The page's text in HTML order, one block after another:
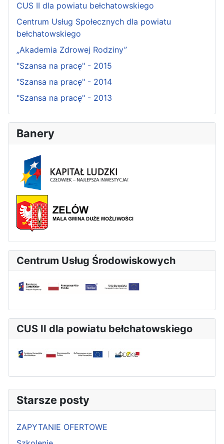
CUS II dla powiatu bełchatowskiego
Centrum Usług Społecznych dla powiatu
bełchatowskiego
„Akademia Zdrowej Rodziny”
"Szansa na pracę" - 2015
"Szansa na pracę" - 2014
"Szansa na pracę" - 2013
Banery
Centrum Usług Środowiskowych
CUS II dla powiatu bełchatowskiego
Starsze posty
ZAPYTANIE OFERTOWE